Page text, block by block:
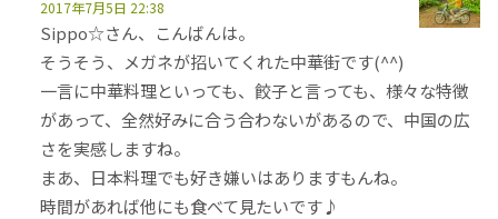
2017年7月5日 22:38
Sippo☆さん、こんばんは。
そうそう、メガネが招いてくれた中華街です(^^)
一言に中華料理といっても、餃子と言っても、様々な特徴
があって、全然好みに合う合わないがあるので、中国の広
さを実感しますね。
まあ、日本料理でも好き嫌いはありますもんね。
時間があれば他にも食べて見たいです♪